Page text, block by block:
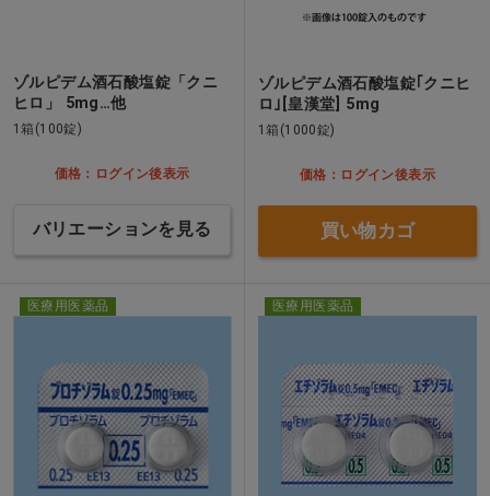
ゾルピデム酒石酸塩錠「クニ
ヒロ」 5mg…他
1箱(100錠)
価格：ログイン後表示
バリエーションを見る
ゾルピデム酒石酸塩錠｢クニヒ
ロ｣[皇漢堂] 5mg
1箱(1000錠)
価格：ログイン後表示
買い物カゴ
医療用医薬品 医療用医薬品